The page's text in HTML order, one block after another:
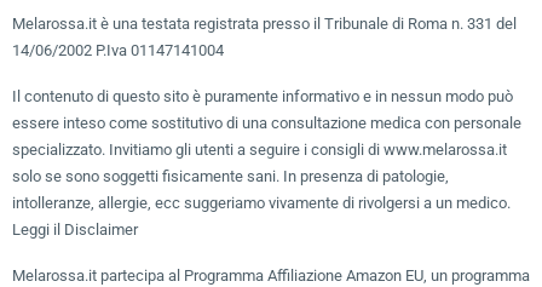
Melarossa.it è una testata registrata presso il Tribunale di Roma n. 331 del
14/06/2002 P.Iva 01147141004
Il contenuto di questo sito è puramente informativo e in nessun modo può
essere inteso come sostitutivo di una consultazione medica con personale
specializzato. Invitiamo gli utenti a seguire i consigli di www.melarossa.it
solo se sono soggetti fisicamente sani. In presenza di patologie,
intolleranze, allergie, ecc suggeriamo vivamente di rivolgersi a un medico.
Leggi il Disclaimer
Melarossa.it partecipa al Programma Affiliazione Amazon EU, un programma